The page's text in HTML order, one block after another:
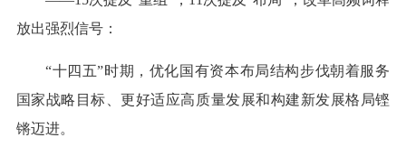
放出强烈信号：
“十四五”时期，优化国有资本布局结构步伐朝着服务
国家战略目标、更好适应高质量发展和构建新发展格局铿
锵迈进。